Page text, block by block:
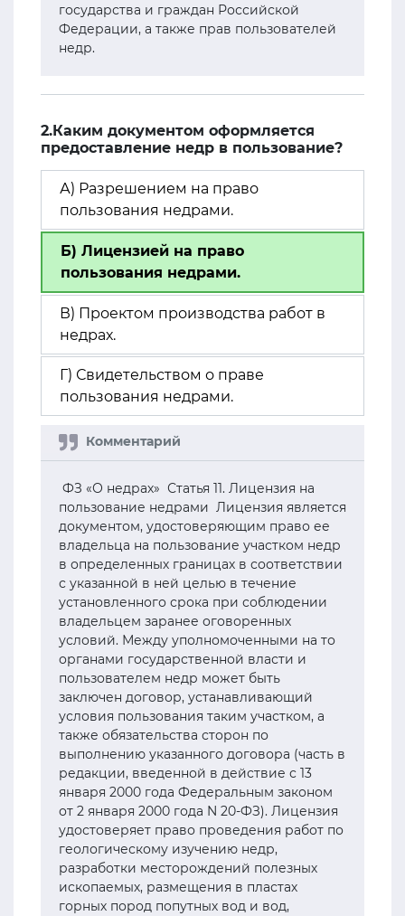
государства и граждан Российской
Федерации, а также прав пользователей
недр.
2.Каким документом оформляется
предоставление недр в пользование?
А) Разрешением на право
пользования недрами.
Б) Лицензией на право
пользования недрами.
В) Проектом производства работ в
недрах.
Г) Свидетельством о праве
пользования недрами.
ФЗ «О недрах» Статья 11. Лицензия на
пользование недрами Лицензия является
документом, удостоверяющим право ее
владельца на пользование участком недр
в определенных границах в соответствии
с указанной в ней целью в течение
установленного срока при соблюдении
владельцем заранее оговоренных
условий. Между уполномоченными на то
органами государственной власти и
пользователем недр может быть
заключен договор, устанавливающий
условия пользования таким участком, а
также обязательства сторон по
выполнению указанного договора (часть в
редакции, введенной в действие с 13
января 2000 года Федеральным законом
от 2 января 2000 года N 20-ФЗ). Лицензия
удостоверяет право проведения работ по
геологическому изучению недр,
разработки месторождений полезных
ископаемых, размещения в пластах
горных пород попутных вод и вод,